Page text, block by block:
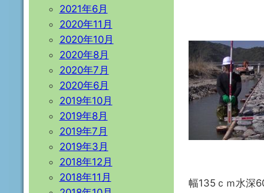
幅135ｃｍ水深
2021年6月
2020年11月
2020年10月
2020年8月
2020年7月
2020年6月
2019年10月
2019年8月
2019年7月
2019年3月
2018年12月
2018年11月